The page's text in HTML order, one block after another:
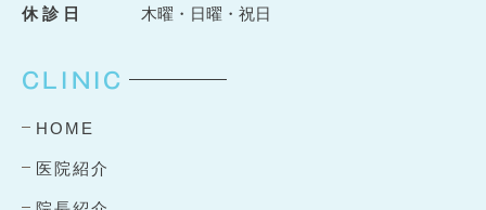
休 診 日
木曜・日曜・祝日
CLINIC
HOME
医院紹介